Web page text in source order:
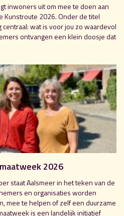
inwoners uit om mee te doen aan
2026. Onder de titel
wat is voor jou zo waardevol
ontvangen een klein doosje dat
2026
staat Aalsmeer in het teken van de
en organisaties worden
mee te helpen of zelf een duurzame
is een landelijk initiatief